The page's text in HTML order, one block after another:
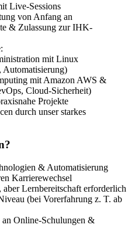
Live-Sessions
von Anfang an
& Zulassung zur IHK-
mit Linux
Automatisierung)
mit Amazon AWS &
Cloud-Sicherheit)
Projekte
durch unser starkes
& Automatisierung
Karrierewechsel
Lernbereitschaft erforderlich
(bei Vorerfahrung z. T. ab
Online-Schulungen &